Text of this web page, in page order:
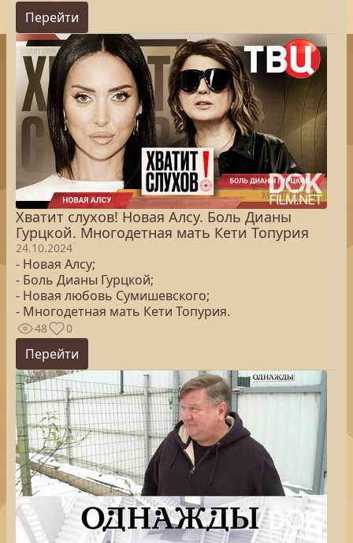
Перейти
Хватит слухов! Новая Алсу. Боль Дианы
Гурцкой. Многодетная мать Кети Топурия
24.10.2024
- Новая Алсу;
- Боль Дианы Гурцкой;
- Новая любовь Сумишевского;
- Многодетная мать Кети Топурия.
48 0
Перейти